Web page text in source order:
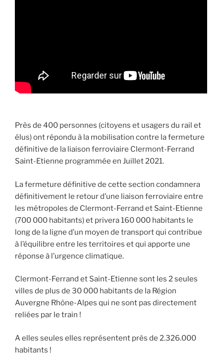
Près de 400 personnes (citoyens et usagers du rail et
élus) ont répondu à la mobilisation contre la fermeture
définitive de la liaison ferroviaire Clermont-Ferrand
Saint-Etienne programmée en Juillet 2021.
La fermeture définitive de cette section condamnera
définitivement le retour d’une liaison ferroviaire entre
les métropoles de Clermont-Ferrand et Saint-Etienne
(700 000 habitants) et privera 160 000 habitants le
long de la ligne d’un moyen de transport qui contribue
à l’équilibre entre les territoires et qui apporte une
réponse à l’urgence climatique.
Clermont-Ferrand et Saint-Etienne sont les 2 seules
villes de plus de 30 000 habitants de la Région
Auvergne Rhône-Alpes qui ne sont pas directement
reliées par le train !
A elles seules elles représentent près de 2.326.000
habitants !